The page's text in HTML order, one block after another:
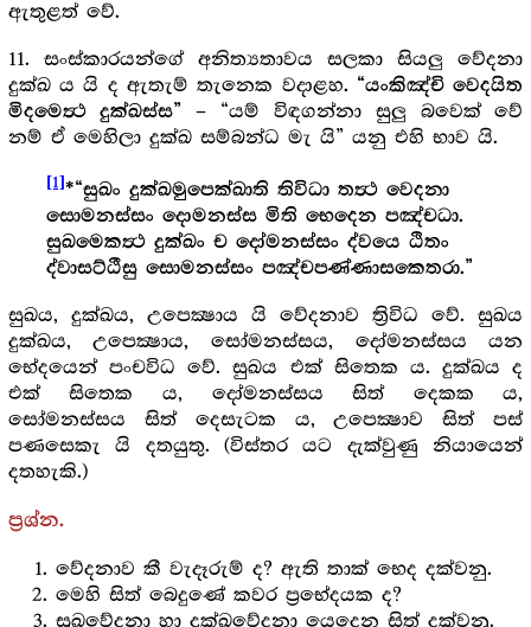
ඇතුළත් වේ.
11. සංස්කාරයන්ගේ අනිත්‍යතාවය සලකා සියලු වේදනා
දුක්ඛ ය යි ද ඇතැම් තැනෙක වදාළහ. “යංකිඤ්චි වෙදයිත
මිදමෙත්‍ථ දුක්ඛස්ස”
– “යම් විඳගන්නා සුලු බවෙක් වේ
නම් ඒ මෙහිලා දුක්ඛ සම්බන්ධ මැ යි” යනු එහි භාව යි.
[1] *“සුඛං දුක්ඛමුපෙක්ඛාති තිවිධා තත්‍ථ වෙදනා
සොමනස්සං දොමනස්ස මිති භෙදෙන පඤ්චධා.
සුඛමෙකත්‍ථ දුක්ඛං ච දෝමනස්සං ද්වයෙ ඨිතං
ද්වාසට්ඨීසු සොමනස්සං පඤ්චපණ්ණාසකෙතරා.”
සුඛය, දුක්ඛය, උපෙක්‍ෂාය යි වේදනාව ත්‍රිවිධ වේ. සුඛය
දුක්ඛය, උපෙක්‍ෂාය, සෝමනස්සය, දෝමනස්සය යන
භේදයෙන් පංචවිධ වේ. සුඛය එක් සිතෙක ය. දුක්ඛය ද
එක් සිතෙක ය, දෝමනස්සය සිත් දෙකක ය,
සෝමනස්සය සිත් දෙසැටක ය, උපෙක්‍ෂාව සිත් පස්
පණසෙකැ යි දතයුතු. (විස්තර යට දැක්වුණු නියායෙන්
දතහැකි.)
ප්‍රශ්න.
වේදනාව කී වැදෑරුම් ද? ඇති තාක් භෙද දක්වනු.
මෙහි සිත් බෙදුණේ කවර ප්‍රභේදයක ද?
සුඛවේදනා හා දුක්ඛවේදනා යෙදෙන සිත් දක්වනු.